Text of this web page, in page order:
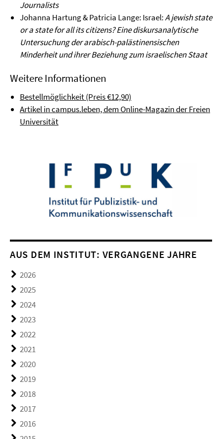
Journalists
Johanna Hartung & Patricia Lange: Israel:A jewish state
or a state for all its citizens? Eine diskursanalytische
Untersuchung der arabisch-palästinensischen
Minderheit und ihrer Beziehung zum israelischen Staat
Weitere Informationen
Bestellmöglichkeit (Preis €12,90)
Artikel in campus.leben, dem Online-Magazin der Freien
Universität
AUS DEM INSTITUT: VERGANGENE JAHRE
2026
2025
2024
2023
2022
2021
2020
2019
2018
2017
2016